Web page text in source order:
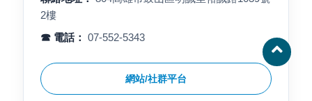
2樓
☎ 電話： 07-552-5343
網站/社群平台